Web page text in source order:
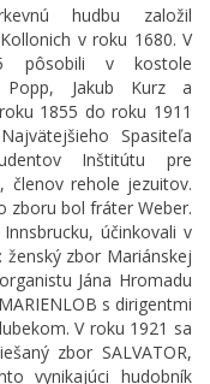
hudbu založil
v roku 1680. V
pôsobili v kostole
Popp, Jakub Kurz a
1855 do roku 1911
Spasiteľa
Inštitútu pre
členov rehole jezuitov.
zboru bol fráter Weber.
účinkovali v
zbor Mariánskej
Jána Hromadu
s dirigentmi
V roku 1921 sa
zbor SALVATOR,
vynikajúci hudobník